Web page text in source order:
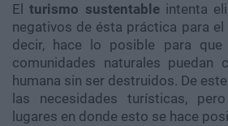
Elturismo sustentableintenta
negativos de ésta práctica para
decir, hace lo posible para
comunidades naturales puedan
humana sin ser destruidos. De
las necesidades turísticas,
lugares en donde esto se hace